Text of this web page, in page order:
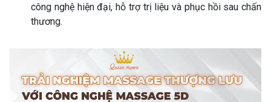
công nghệ hiện đại, hỗ trợ trị liệu và phục hồi sau chấn
thương.